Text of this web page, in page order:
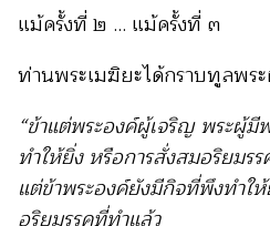
แม้ครั้งที่ ๒ ... แม้ครั้งที่ ๓
ท่านพระเมฆิยะได้กราบทูลพร
“ข้าแต่พระองค์ผู้เจริญ พระผู้มี
ทำให้ยิ่ง หรือการสั่งสมอริยมร
แต่ข้าพระองค์ยังมีกิจที่พึงทำใ
อริยมรรคที่ทำแล้ว